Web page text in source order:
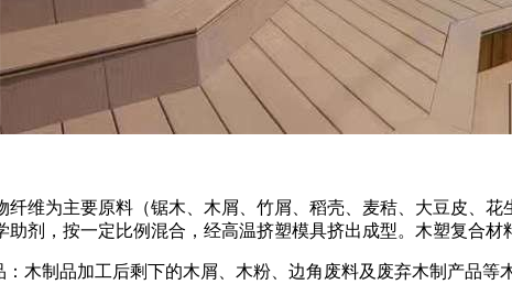
为主要原料（锯木、木屑、竹屑、稻壳、麦秸、大豆皮、花
助剂，按一定比例混合，经高温挤塑模具挤出成型。木塑复合
制品加工后剩下的木屑、木粉、边角废料及废弃木制产品等